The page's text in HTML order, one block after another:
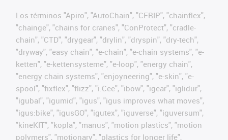
Los términos "Apiro", "AutoChain", "CFRIP", "chainflex",
"chainge", "chains for cranes", "ConProtect", "cradle-
chain", "CTD", "drygear", "drylin", "dryspin", "dry-tech",
"dryway", "easy chain", "e-chain", "e-chain systems", "e-
ketten", "e-kettensysteme", "e-loop", "energy chain",
"energy chain systems", "enjoyneering", "e-skin", "e-
spool", "fixflex", "flizz", "i.Cee", "ibow", "igear", "iglidur",
"igubal", "igumid", "igus", "igus improves what moves",
"igus:bike", "igusGO", "igutex", "iguverse", "iguversum",
"kineKIT", "kopla", "manus", "motion plastics", "motion
polymers", "motionary", "plastics for longer life",